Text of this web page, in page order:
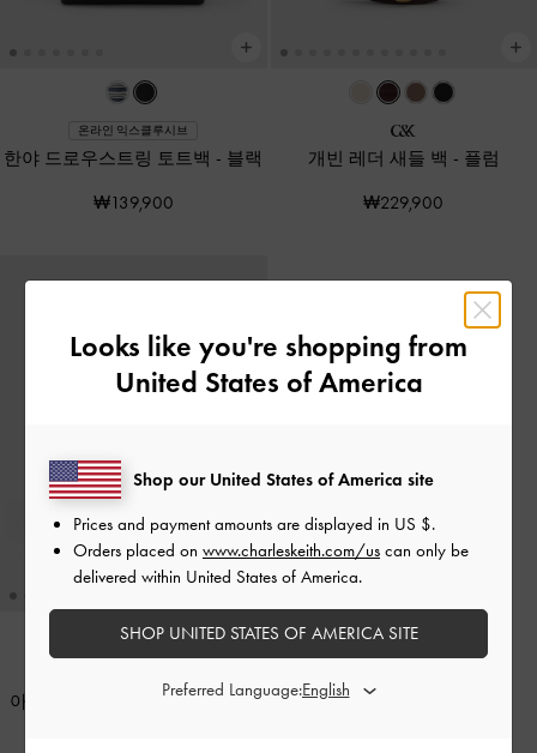
온라인 익스클루시브
한야 드로우스트링 토트백 - 블랙
₩139,900
개빈 레더 새들 백 - 플럼
₩229,900
아이다 니트 스트라이프 프론트
Looks like you're shopping from
United States of America
Shop our United States of America site
Prices and payment amounts are displayed in US $.
Orders placed on www.charleskeith.com/us can only be
delivered within United States of America.
SHOP UNITED STATES OF AMERICA SITE
Preferred Language: